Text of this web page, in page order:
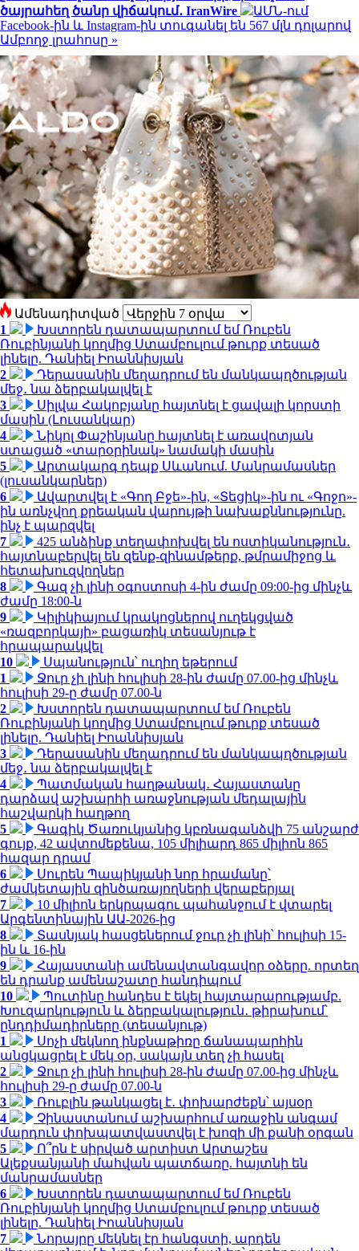
ծայրահեղ ծանր վիճակում․ IranWire
ԱՄՆ-ում
Facebook-ին և Instagram-ին տուգանել են 567 մլն դոլարով
Ամբողջ լրահոսը »
Ամենադիտված
1
Խստորեն դատապարտում եմ Ռուբեն
Ռուբինյանի կողմից Ստամբուլում թուրք տեսած
լինելը. Դանիել Իոաննիսյան
2
Դերասանին մեղադրում են մանկապղծության
մեջ․ նա ձերբակալվել է
3
Սիլվա Հակոբյանը հայտնել է ցավալի կորստի
մասին (Լուսանկար)
4
Նիկոլ Փաշինյանը հայտնել է առավոտյան
ստացած «տարօրինակ» նամակի մասին
5
Արտակարգ դեպք Սևանում. Մանրամասներ
(լուսանկարներ)
6
Ավարտվել է «Գող Բջե»-ին, «Տեցիկ»-ին ու «Գոջո»-
ին առնչվող քրեական վարույթի նախաքննությունը.
ինչ է պարզվել
7
425 անձինք տեղափոխվել են ոստիկանություն․
հայտնաբերվել են զենք-զինամթերք, թմրամիջոց և
հետախուզվողներ
8
Գազ չի լինի օգոստոսի 4-ին ժամը 09:00-ից մինչև
ժամը 18:00-ն
9
Կիլիկիայում կրակոցներով ուղեկցված
«ռազբորկայի» բացառիկ տեսանյութ է
հրապարակվել
10
Սպանություն՝ ուղիղ եթերում
1
Ջուր չի լինի հուլիսի 28-ին ժամը 07.00-ից մինչև
հուլիսի 29-ը ժամը 07.00-ն
2
Խստորեն դատապարտում եմ Ռուբեն
Ռուբինյանի կողմից Ստամբուլում թուրք տեսած
լինելը. Դանիել Իոաննիսյան
3
Դերասանին մեղադրում են մանկապղծության
մեջ․ նա ձերբակալվել է
4
Պատմական հաղթանակ․ Հայաստանը
դարձավ աշխարհի առաջնության մեդալային
հաշվարկի հաղթող
5
Գագիկ Ծառուկյանից կբռնագանձվի 75 անշարժ
գույք, 42 ավտոմեքենա, 105 միլիարդ 865 միլիոն 865
հազար դրամ
6
Սուրեն Պապիկյանի նոր հրամանը՝
ժամկետային զինծառայողների վերաբերյալ
7
10 միլիոն երկրպագու պահանջում է վտարել
Արգենտինային ԱԱ-2026-ից
8
Տասնյակ հասցեներում ջուր չի լինի՝ հուլիսի 15-
ին և 16-ին
9
Հայաստանի ամենավտանգավոր օձերը. որտեղ
են դրանք ամենաշատը հանդիպում
10
Պուտինը հանդես է եկել հայտարարությամբ.
Խուզարկություն և ձերբակալություն․ թիրախում՝
ընդդիմադիրները (տեսանյութ)
1
Սոչի մեկնող ինքնաթիռը ճանապարհին
անցկացրել է մեկ օր, սակայն տեղ չի հասել
2
Ջուր չի լինի հուլիսի 28-ին ժամը 07.00-ից մինչև
հուլիսի 29-ը ժամը 07.00-ն
3
Ռուբլին թանկացել է․ փոխարժեքն՝ այսօր
4
Չինաստանում աշխարհում առաջին անգամ
մարդուն փոխպատվաստվել է խոզի մի քանի օրգան
5
Ո՞րն է սիրված արտիստ Արտաշես
Ալեքսանյանի մահվան պատճառը. հայտնի են
մանրամասներ
6
Խստորեն դատապարտում եմ Ռուբեն
Ռուբինյանի կողմից Ստամբուլում թուրք տեսած
լինելը. Դանիել Իոաննիսյան
7
Նորայրը մեկնել էր հանգստի, արդեն